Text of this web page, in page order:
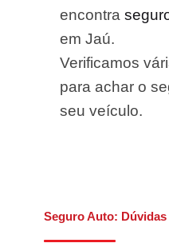
encontra
em Jaú.
Verificamos
para achar o
seu veículo.
Seguro Auto: